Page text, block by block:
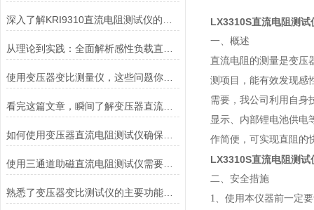
使用变压器变比测量仪，这些问题你注意了吗？
看完这篇文章，瞬间了解变压器直流电阻速测仪了
使用三通道助磁直流电阻测试仪需要满足哪些条件
熟悉了变压器变比测试仪的主要功能，才能更好地使用它
LX3310S直流电阻测试
一、概述
直流电阻的测量是变压
测项目，能有效发现感
需要，我公司利用自身
显示、内部锂电池供电
作简便，可实现直阻的
LX3310S直流电阻测试
二、安全措施
1、使用本仪器前一定